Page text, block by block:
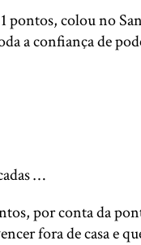
colou no
a confiança de
…
por conta da
fora de casa e